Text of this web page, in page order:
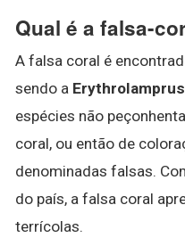
Qual é a falsa-
A falsa coral é
sendo a
espécies não
coral, ou então de
denominadas falsas.
do país, a falsa coral
terrícolas.